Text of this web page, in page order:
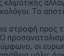
κλιματικής
Το
στροφή προς
οι